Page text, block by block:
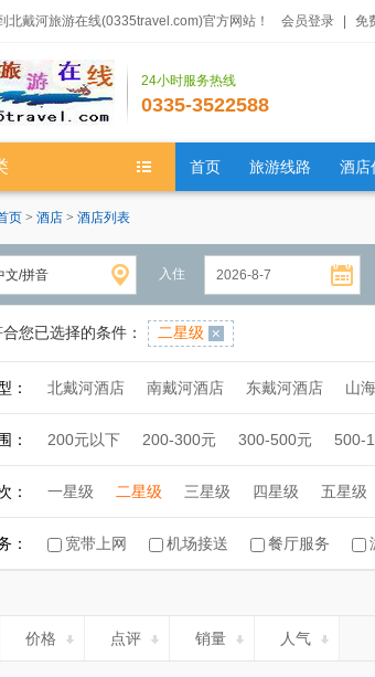
北戴河旅游在线(0335travel.com)官方网站！ 会员登录 免
24小时服务热线
0335-3522588
首页 旅游线路 酒店
页 > 酒店 > 酒店列表
入住
您已选择的条件： 二星级
： 北戴河酒店 南戴河酒店 东戴河酒店 山
： 200元以下 200-300元 300-500元 500-
： 一星级 二星级 三星级 四星级 五星级
康养酒店
： 宽带上网 机场接送 餐厅服务
价格 点评 销量 人气